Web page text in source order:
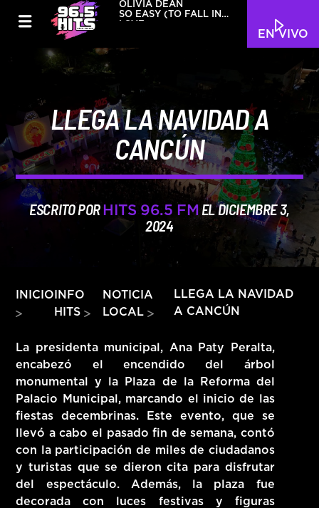
EN VIVO
OLIVIA DEAN
SO EASY (TO FALL IN
HITS – 96.5 FM
HITS
LLEGA LA NAVIDAD A
CANCÚN
ESCRITO POR HITS 96.5 FM EL DICIEMBRE 3,
2024
INICIO INFO
HITS
NOTICIA
LOCAL
LLEGA LA NAVIDAD
A CANCÚN
La presidenta municipal, Ana Paty Peralta,
encabezó el encendido del árbol
monumental y la Plaza de la Reforma del
Palacio Municipal, marcando el inicio de las
fiestas decembrinas. Este evento, que se
llevó a cabo el pasado fin de semana, contó
con la participación de miles de ciudadanos
y turistas que se dieron cita para disfrutar
del espectáculo. Además, la plaza fue
decorada con luces festivas y figuras